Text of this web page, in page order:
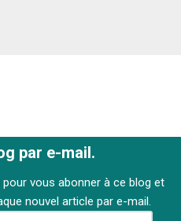
par e-mail.
vous abonner à ce blog et
nouvel article par e-mail.